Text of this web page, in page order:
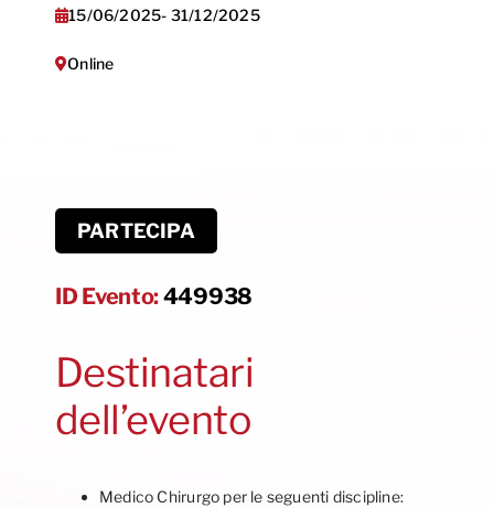
15/06/2025- 31/12/2025
Online
PARTECIPA
ID Evento:449938
Destinatari
dell’evento
Medico Chirurgo per le seguenti discipline: